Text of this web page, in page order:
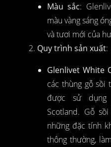
Màu sắc:
màu vàng sáng
và tươi mới của
Quy trình sản xuất:
Glenlivet White
các thùng gỗ sồi
được sử dụng
Scotland. Gỗ
những đặc tính
thông thường,